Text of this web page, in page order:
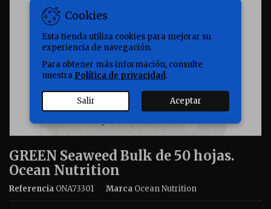
GREEN Seaweed Bulk de 50 hojas.
Ocean Nutrition
Referencia ONA73301 Marca Ocean Nutrition
Cookies
Esta tienda utiliza cookies para mejorar su
experiencia de navegación.
Para obtener más información, consulte
nuestra Política de privacidad.
Salir Aceptar